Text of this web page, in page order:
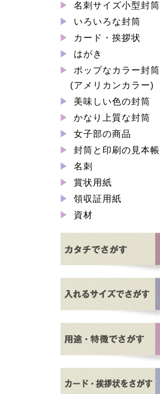
名刺サイズ小型封筒
いろいろな封筒
カード・挨拶状
はがき
ポップなカラー封筒
(アメリカンカラー)
美味しい色の封筒
かなり上質な封筒
女子部の商品
封筒と印刷の見本帳
名刺
賞状用紙
領収証用紙
資材